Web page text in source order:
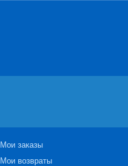
Мои заказы
Мои возвраты